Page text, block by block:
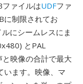
ァイルはUDFファ
に制限されてお
にシームレスにま
とPAL
映像の合計で最大
います。映像、マ